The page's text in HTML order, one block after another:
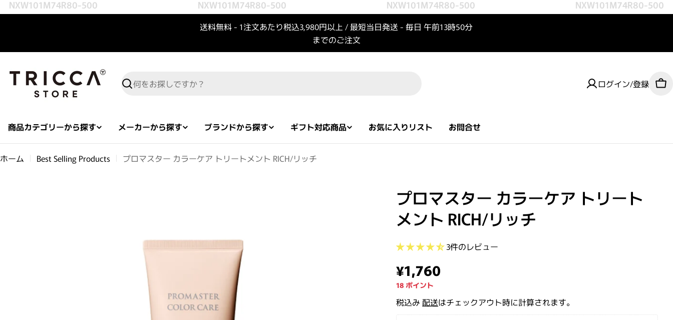
コンテンツへスキップ
NXW101M74R80-500 NXW101M74R80-500 NXW101M74R80-500 NXW101M74R80-500
送料無料 - 1注文あたり税込3,980円以上 / 最短当日発送 - 毎日 午前13時50分
までのご注文
検索 ログイン/登録 カ
商品カテゴリーから探す メーカーから探す ブランドから探す ギフト対応商品 お気に入りリスト お問合せ
ホーム Best Selling Products
プロマスター カラーケア トリートメント RICH/リッチ
プロマスター カラーケア トリート
メント RICH/リッチ
3件のレビュー
通常価格
¥1,760
18 ポイント
税込み配送はチェックアウト時に計算されます。